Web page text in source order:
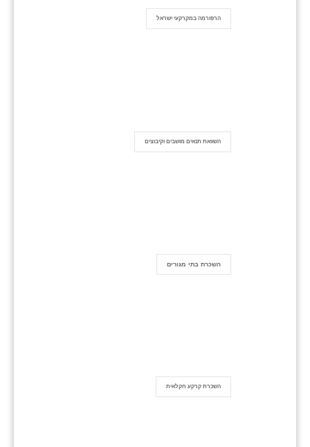
הרפורמה במקרקעי ישראל
השוואת תנאים מושבים וקיבוצים
השכרת בתי מגורים
השכרת קרקע חקלאית